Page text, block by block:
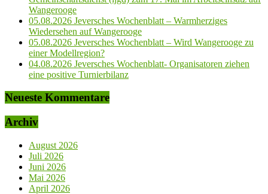
Wangerooge
05.08.2026 Jeversches Wochenblatt – Warmherziges
Wiedersehen auf Wangerooge
05.08.2026 Jeversches Wochenblatt – Wird Wangerooge zu
einer Modellregion?
04.08.2026 Jeversches Wochenblatt- Organisatoren ziehen
eine positive Turnierbilanz
Neueste Kommentare
Archiv
August 2026
Juli 2026
Juni 2026
Mai 2026
April 2026